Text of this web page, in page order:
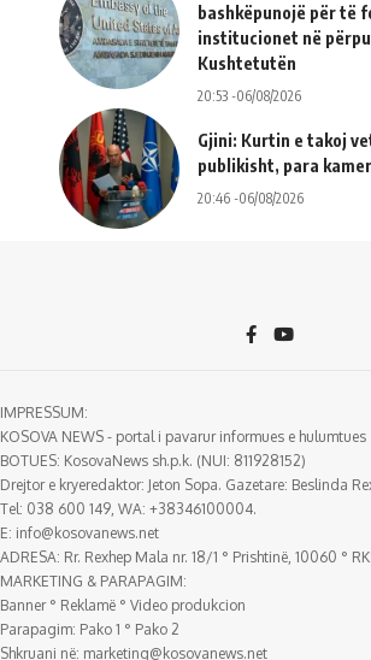
bashkëpunojë për të
institucionet në
Kushtetutën
20:53 -06/08/2026
Gjini: Kurtin e takoj
publikisht, para
20:46 -06/08/2026
IMPRESSUM:
KOSOVA NEWS - portal i pavarur informues e hulumtues
BOTUES: KosovaNews sh.p.k. (NUI: 811928152)
Drejtor e kryeredaktor: Jeton Sopa. Gazetare: Beslinda
Tel: 038 600 149, WA: +38346100004.
E: info@kosovanews.net
ADRESA: Rr. Rexhep Mala nr. 18/1 ° Prishtinë, 10060 °
MARKETING & PARAPAGIM:
Banner ° Reklamë ° Video produkcion
Parapagim: Pako 1 ° Pako 2
Shkruani në: marketing@kosovanews.net